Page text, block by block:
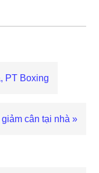
PT Boxing
cân tại nhà »